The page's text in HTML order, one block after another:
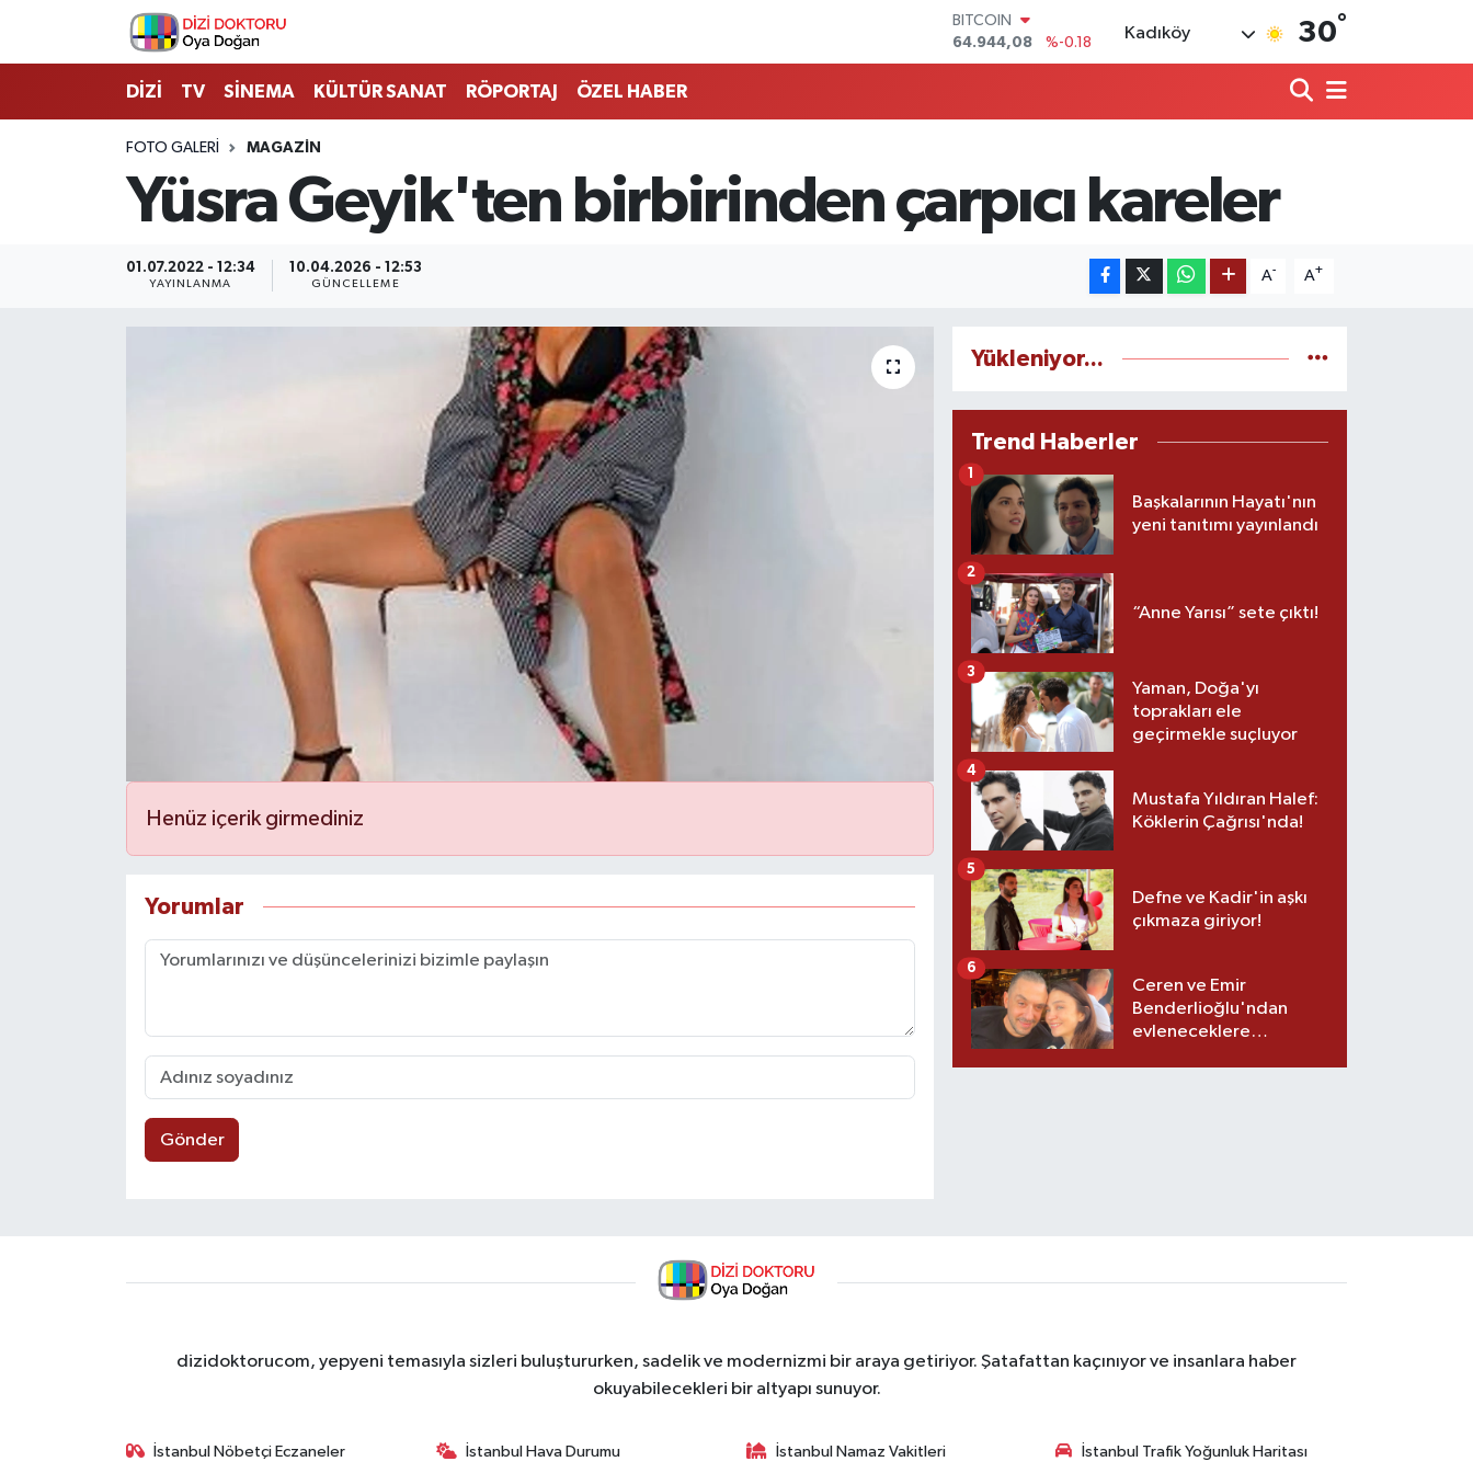
BITCOIN
64.944,08
%-0.18
DOLAR
GRAM ALTIN
6660.55
%0.03
Kadıköy 30°
DİZİ TV SİNEMA KÜLTÜR SANAT RÖPORTAJ ÖZEL HABER
FOTO GALERI MAGAZIN
Yüsra Geyik'ten birbirinden çarpıcı kareler
01.07.2022 - 12:34
YAYINLANMA
10.04.2026 - 12:53
GÜNCELLEME
A- A+
Henüz içerik girmediniz
Yorumlar
Gönder
Yükleniyor...
Trend Haberler
Başkalarının Hayatı'nın
yeni tanıtımı yayınlandı
1
“Anne Yarısı” sete çıktı!
2
Yaman, Doğa'yı
toprakları ele
geçirmekle suçluyor
3
Mustafa Yıldıran Halef:
Köklerin Çağrısı'nda!
4
Defne ve Kadir'in aşkı
çıkmaza giriyor!
5
Ceren ve Emir
Benderlioğlu'ndan
evleneceklere
6
dizidoktorucom, yepyeni temasıyla sizleri buluştururken, sadelik ve modernizmi bir araya getiriyor. Şatafattan kaçınıyor ve insanlara haber
okuyabilecekleri bir altyapı sunuyor.
İstanbul Nöbetçi Eczaneler İstanbul Hava Durumu İstanbul Namaz Vakitleri İstanbul Trafik Yoğunluk Haritası
İstanbul Nöbetçi Eczaneler
İstanbul Hava Durumu
İstanbul Namaz Vakitleri